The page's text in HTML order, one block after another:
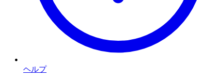
ヘルプ